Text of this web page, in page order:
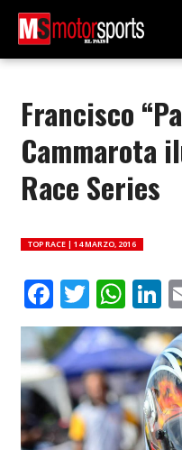
Francisco
Cammarota
Race Series
TOP RACE | 14 MARZO, 2016